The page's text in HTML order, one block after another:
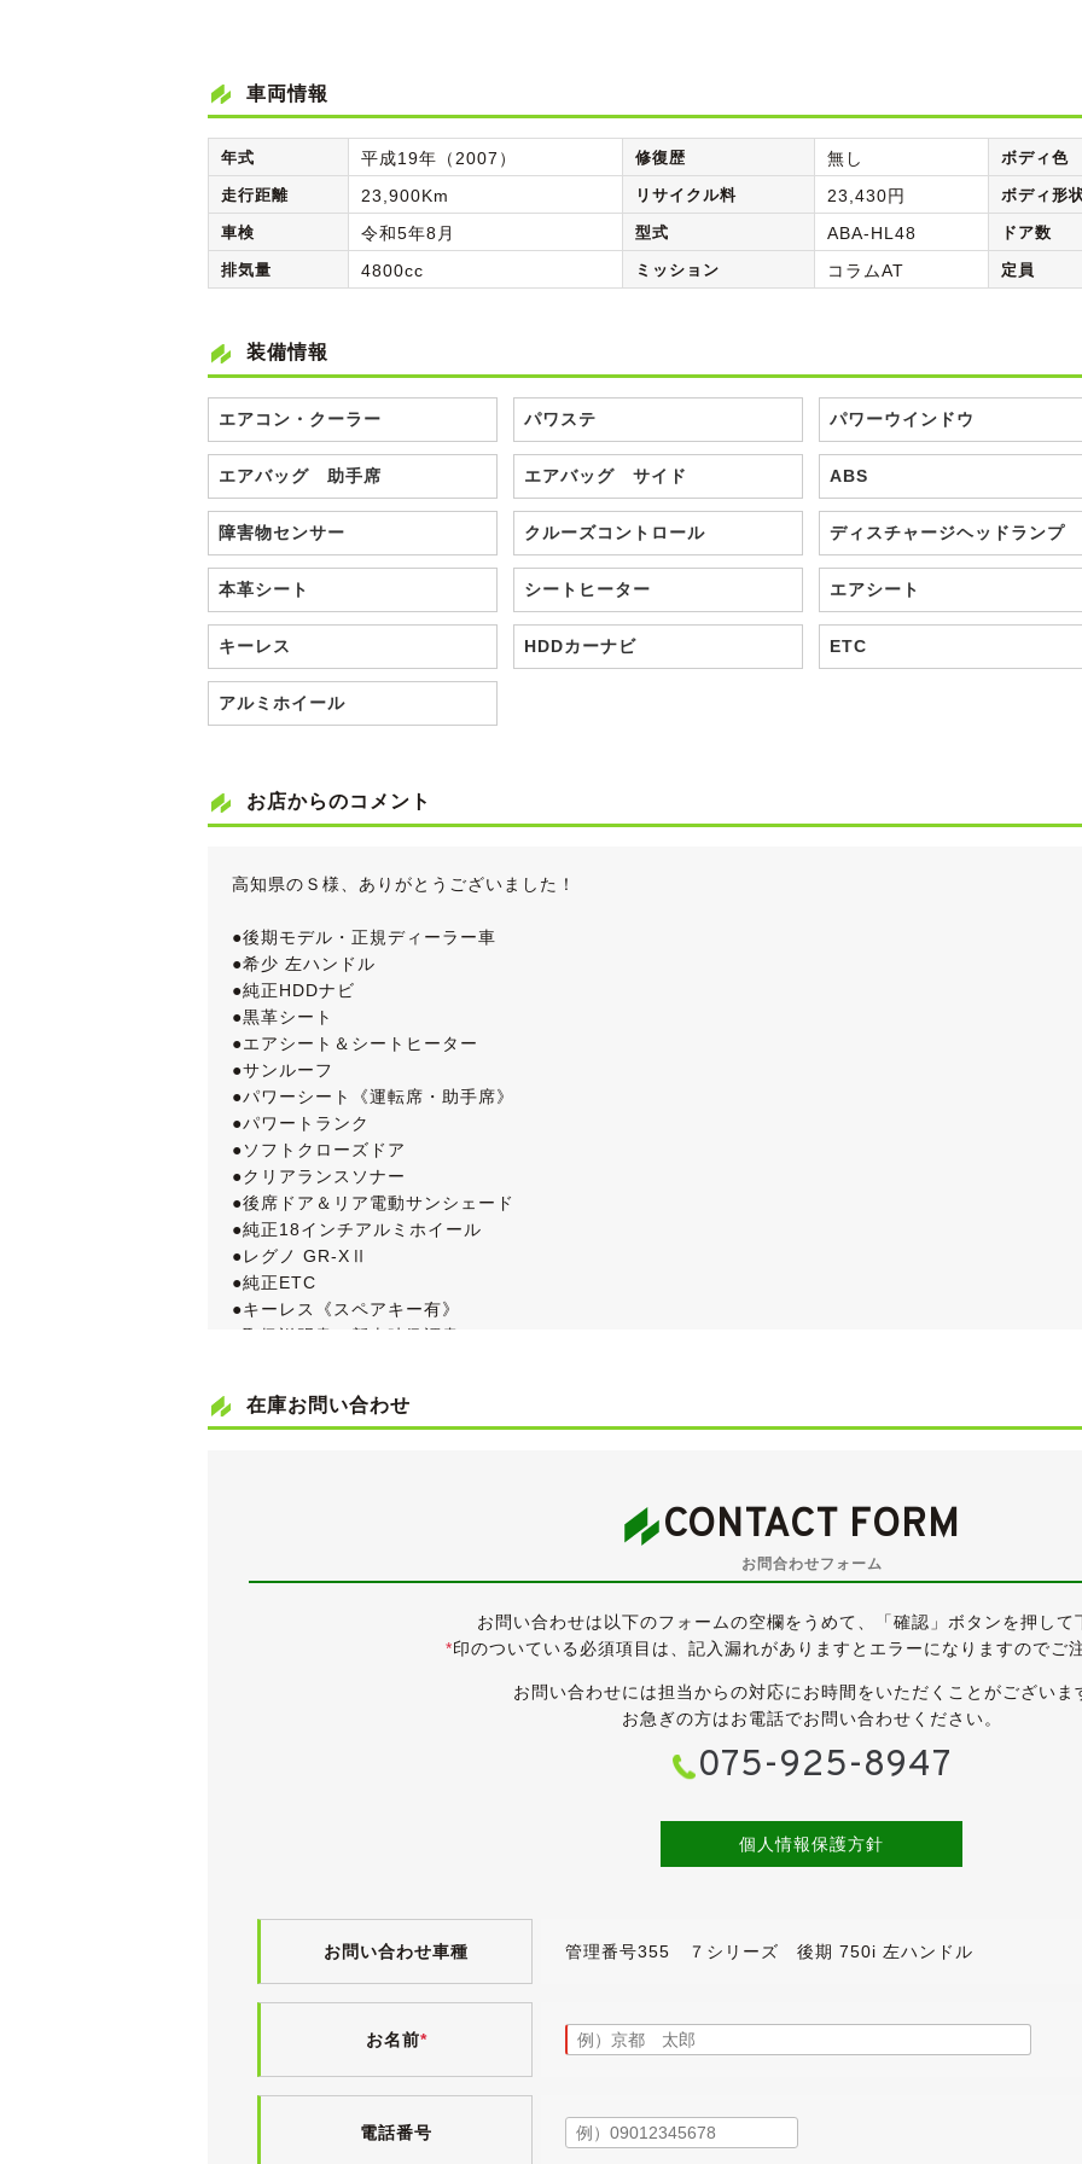
車両情報
年式 平成19年（2007） 修復歴 無し ボディ色
走行距離 23,900Km リサイクル料 23,430円 ボディ形
車検 令和5年8月 型式 ABA-HL48 ドア数
排気量 4800cc ミッション コラムAT 定員
装備情報
エアコン・クーラー パワステ パワーウインドウ
エアバッグ 助手席 エアバッグ サイド ABS
障害物センサー クルーズコントロール ディスチャージヘッドランプ
本革シート シートヒーター エアシート
キーレス HDDカーナビ ETC
アルミホイール
お店からのコメント
高知県のＳ様、ありがとうございました！
●後期モデル・正規ディーラー車
●希少 左ハンドル
●純正HDDナビ
●黒革シート
●エアシート＆シートヒーター
●サンルーフ
●パワーシート《運転席・助手席》
●パワートランク
●ソフトクローズドア
●クリアランスソナー
●後席ドア＆リア電動サンシェード
●純正18インチアルミホイール
●レグノ GR-XⅡ
●純正ETC
●キーレス《スペアキー有》
●取扱説明書＆新車時保証書
グレードは後期型から設定される「750i」で、367PSを発生させる4,800cc・V8エンジンを搭載する上
華やかなアルピンホワイト３のボディは、全体的に大変きれいな状態が保たれています。
右サイドステップ下部に線傷がございますが、車体底面に回り込んでいく部分ですので、普通に見れば
ヘッドライトはクリアで、ボディにはまだ十分に艶が残っています。
欧州車にありがちなウィンドウモールの鱗状の腐食も見受けられません。
年式を感じさせない、きれいな外装です。
純正18インチアルミホイールに履かれたタイヤは、ブリヂストン・レグノGR-XⅡです。
小傷や薄汚れなど若干の使用感こそございますが、かなりきれいな状態が保たれています。
入庫時に革シートクリーニングを施工しましたので、嫌なテカリもございません。
灰皿やシガーライターはきれいなままで、ヤニ汚れやタバコ臭は皆無です。
気持ちよくお乗りいただけるよう、入庫時に業務用除菌スチームを施工しています。
電格ミラー・パワーウィンドウ・サンルーフ・パワーシート・電動チルト＆テレスコステアリング・キ
ー・パワートランク・ソフトクローズドア・電動サンシェードは動作確認済みです。
在庫お問い合わせ
CONTACT FORM
お問合わせフォーム
お問い合わせは以下のフォームの空欄をうめて、「確認」ボタンを押して
*印のついている必須項目は、記入漏れがありますとエラーになりますのでご
お問い合わせには担当からの対応にお時間をいただくことがございま
お急ぎの方はお電話でお問い合わせください。
075-925-8947
個人情報保護方針
お問い合わせ車種 管理番号355 ７シリーズ 後期 750i 左ハンドル
お名前*
電話番号